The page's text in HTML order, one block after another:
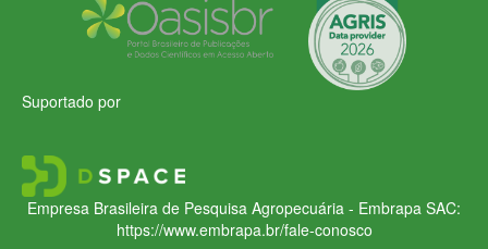
Suportado por
Empresa Brasileira de Pesquisa Agropecuária - Embrapa SAC:
https://www.embrapa.br/fale-conosco